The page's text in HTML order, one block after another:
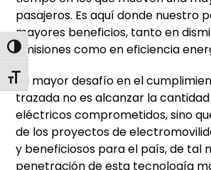
Alternar alto contraste
Alternar tamaño de letra
pasajeros. Es aquí donde nuestro
mayores beneficios, tanto en
emisiones como en eficiencia
“El mayor desafío en el
trazada no es alcanzar la
eléctricos comprometidos, sino
de los proyectos de
y beneficiosos para el país, de tal
penetración de esta tecnología